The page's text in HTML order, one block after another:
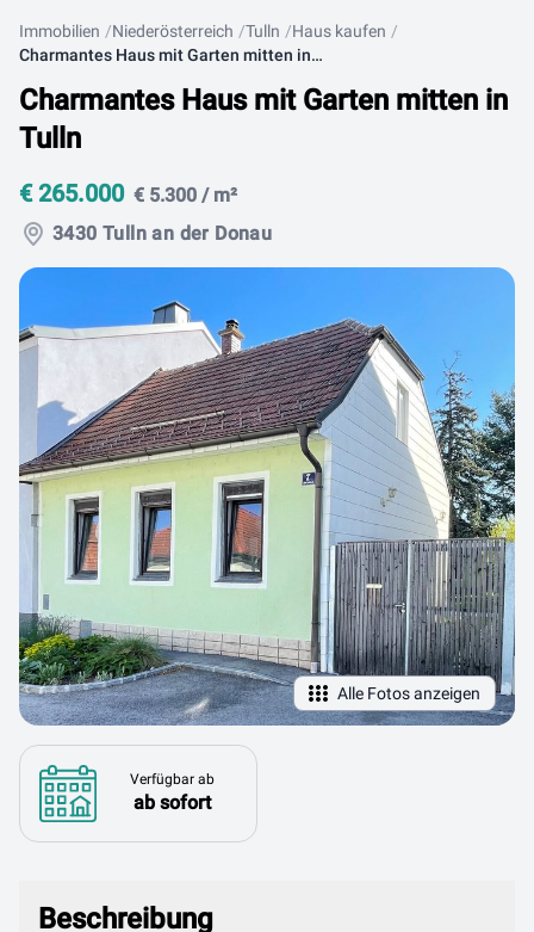
Immobilien Niederösterreich Tulln
Haus kaufen
Charmantes Haus mit Garten mitten in Tulln
Charmantes Haus mit Garten mitten in
Tulln
€ 265.000 € 5.300 / m²
3430 Tulln an der Donau
Alle Fotos anzeigen
Verfügbar ab
ab sofort
Beschreibung